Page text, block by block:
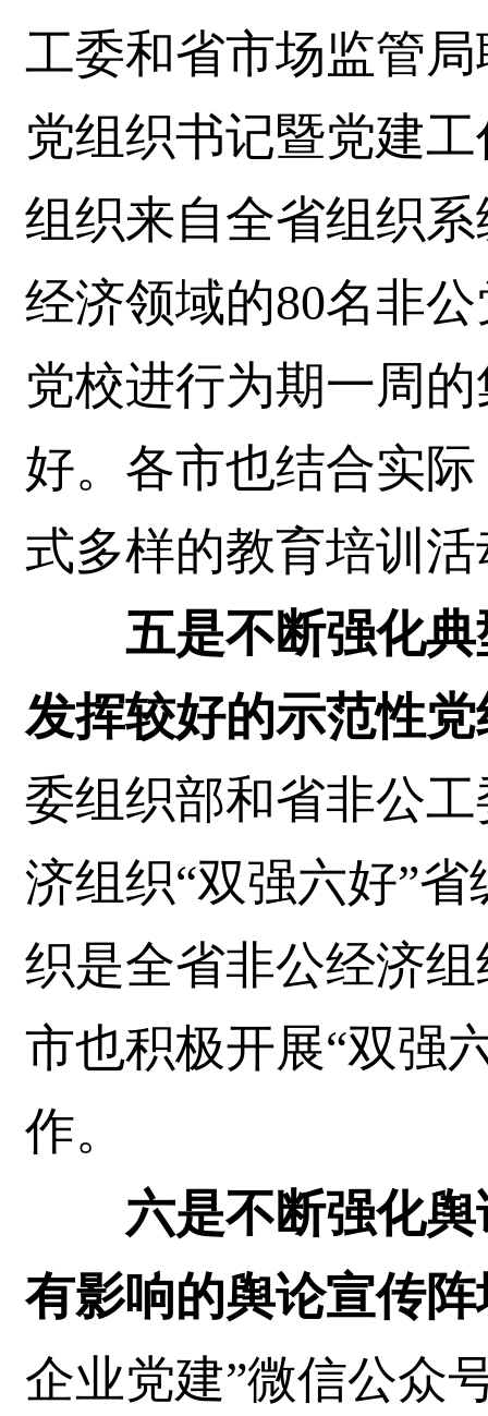
工委和省市场监管
党组织书记暨党建
组织来自全省组织
经济领域的80名非
党校进行为期一周
好。各市也结合实
式多样的教育培训
五是不断强化
发挥较好的示范性
委组织部和省非公
济组织“双强六好”
织是全省非公经济
市也积极开展“双强
作。
六是不断强化
有影响的舆论宣传
企业党建”微信公众